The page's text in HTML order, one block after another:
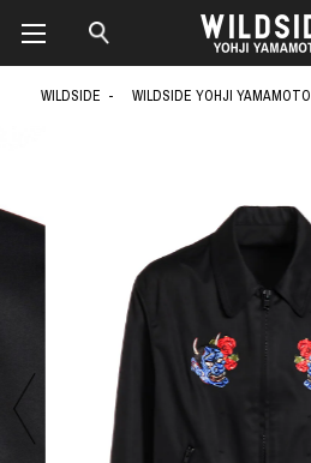
WILDSIDE WILDSIDE YOHJI YAMAMOTO